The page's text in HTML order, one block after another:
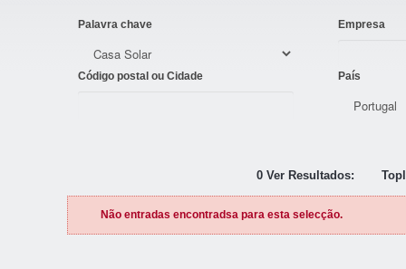
Palavra chave Empresa
Código postal ou Cidade País
0 Ver Resultados:
Não entradas encontradsa para esta selecção.